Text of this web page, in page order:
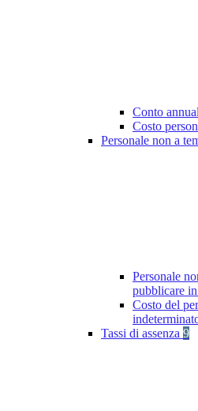
Conto
Costo
Personale non a
Personale
pubblicare
Costo del
Tassi di assenza 9